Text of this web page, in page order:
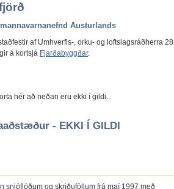
Austurlands
af Umhverfis-, orku- og loftslagsráðherra 28.
á kortsjá Fjarðabyggðar.
hér að neðan eru ekki í gildi.
- EKKI Í GILDI
snjóflóðum og skriðuföllum frá maí 1997 með